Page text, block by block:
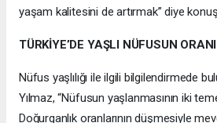
yaşam kalitesini de artırmak” diye
TÜRKİYE’DE YAŞLI NÜFUSUN
Nüfus yaşlılığı ile ilgili bilgilendirmede
Yılmaz, “Nüfusun yaşlanmasının iki
Doğurganlık oranlarının düşmesiyle